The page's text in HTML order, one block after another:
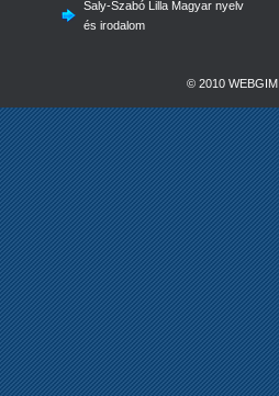
Saly-Szabó Lilla Magyar nyelv
és irodalom
© 2010